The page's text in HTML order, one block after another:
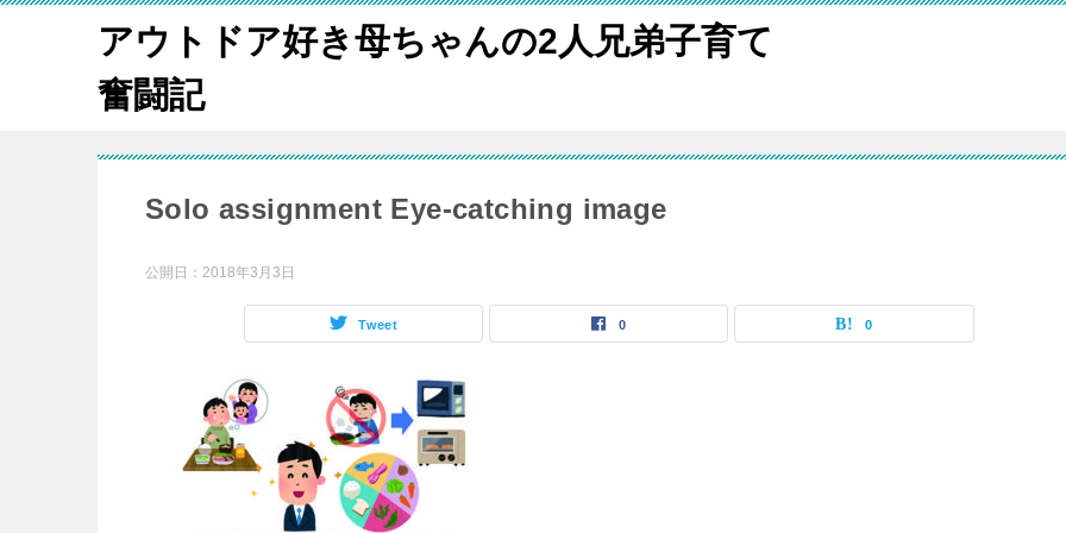
アウトドア好き母ちゃんの2人兄弟子育て
奮闘記
Solo assignment Eye-catching image
公開日： 2018年3月3日
Tweet 0 0